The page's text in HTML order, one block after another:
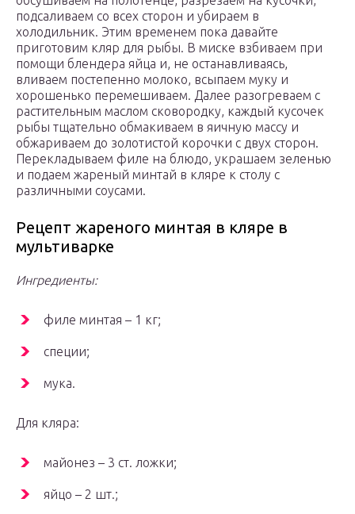
подсаливаем со всех сторон и убираем в
холодильник. Этим временем пока давайте
приготовим кляр для рыбы. В миске взбиваем при
помощи блендера яйца и, не останавливаясь,
вливаем постепенно молоко, всыпаем муку и
хорошенько перемешиваем. Далее разогреваем с
растительным маслом сковородку, каждый кусочек
рыбы тщательно обмакиваем в яичную массу и
обжариваем до золотистой корочки с двух сторон.
Перекладываем филе на блюдо, украшаем зеленью
и подаем жареный минтай в кляре к столу с
различными соусами.
Рецепт жареного минтая в кляре в
мультиварке
Ингредиенты:
филе минтая – 1 кг;
специи;
мука.
Для кляра:
майонез – 3 ст. ложки;
яйцо – 2 шт.;